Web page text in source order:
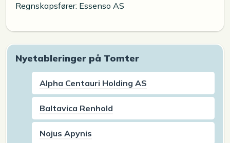
Regnskapsfører: Essenso AS
Nyetableringer på Tomter
Alpha Centauri Holding AS
Baltavica Renhold
Nojus Apynis